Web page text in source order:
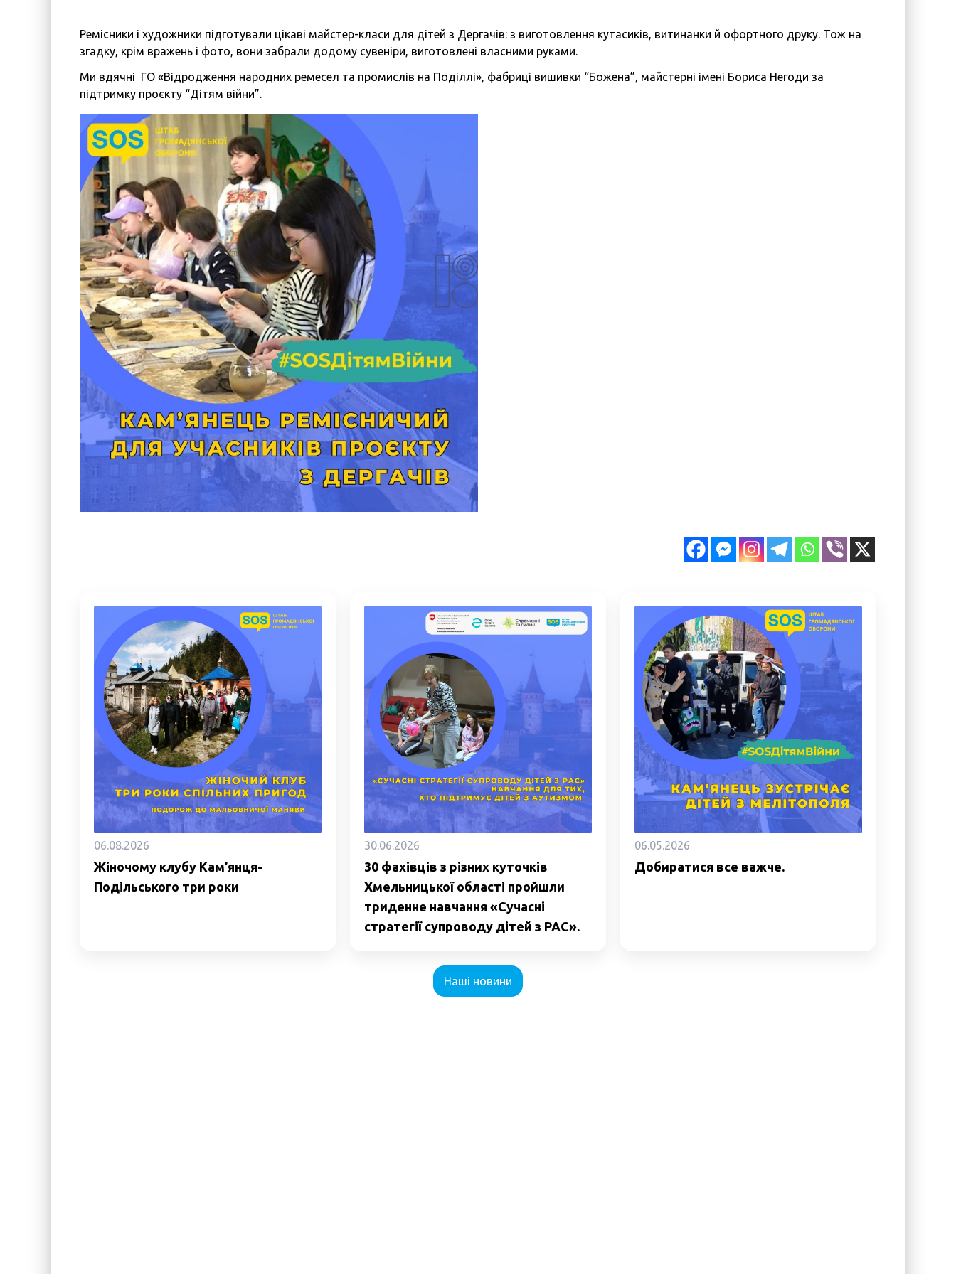
Програма підтримки жінок “SOS-Жінки”
Центр психологічної реабілітації та психосоціальної підтримки
Наші психологи
Прозорість та звітність
Україна, м. Кам’янець-Подільський,
вул. Івана Франка, 30
sos.fondbf@gmail.com
+38 067 38 44 344
Ремісники і художники підготували цікаві майстер-класи для дітей з Дергачів: з виготовлення кутасиків, витинанки й офортного друку. Тож на
згадку, крім вражень і фото, вони забрали додому сувеніри, виготовлені власними руками.
Ми вдячні ГО «Відродження народних ремесел та промислів на Поділлі», фабриці вишивки “Божена”, майстерні імені Бориса Негоди за
підтримку проєкту “Дітям війни”.
06.08.2026
Жіночому клубу Кам’янця-
Подільського три роки
30.06.2026
30 фахівців з різних куточків
Хмельницької області пройшли
триденне навчання «Сучасні
стратегії супроводу дітей з РАС».
06.05.2026
Добиратися все важче.
Наші новини